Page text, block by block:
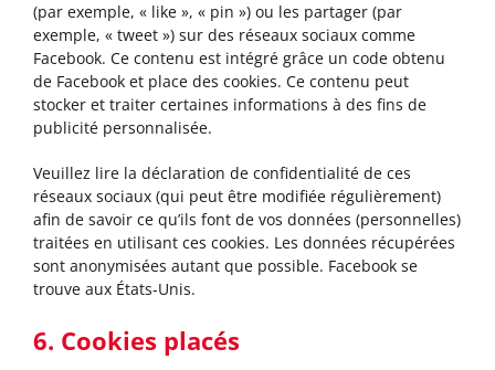
(par exemple, « like », « pin ») ou les partager (par
exemple, « tweet ») sur des réseaux sociaux comme
Facebook. Ce contenu est intégré grâce un code obtenu
de Facebook et place des cookies. Ce contenu peut
stocker et traiter certaines informations à des fins de
publicité personnalisée.
Veuillez lire la déclaration de confidentialité de ces
réseaux sociaux (qui peut être modifiée régulièrement)
afin de savoir ce qu’ils font de vos données (personnelles)
traitées en utilisant ces cookies. Les données récupérées
sont anonymisées autant que possible. Facebook se
trouve aux États-Unis.
6. Cookies placés